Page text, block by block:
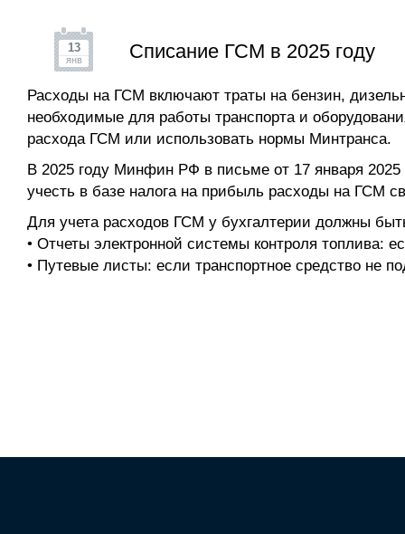
13
янв Списание ГСМ в 2025 году
Расходы на ГСМ включают траты на бензин,
необходимые для работы транспорта и
расхода ГСМ или использовать нормы Минтранса.
В 2025 году Минфин РФ в письме от 17 января
учесть в базе налога на прибыль расходы на ГСМ
Для учета расходов ГСМ у бухгалтерии должны
• Отчеты электронной системы контроля топлива:
• Путевые листы: если транспортное средство не